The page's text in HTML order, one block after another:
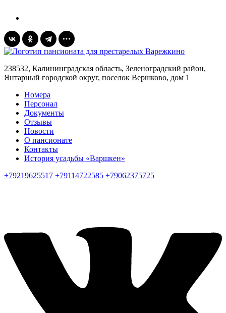
238532, Калининградская область, Зеленоградский район,
Янтарный городской округ, поселок Вершково, дом 1
Номера
Персонал
Документы
Отзывы
Новости
О пансионате
Контакты
История усадьбы «Варшкен»
+79219625517 +79114722585 +79062375725